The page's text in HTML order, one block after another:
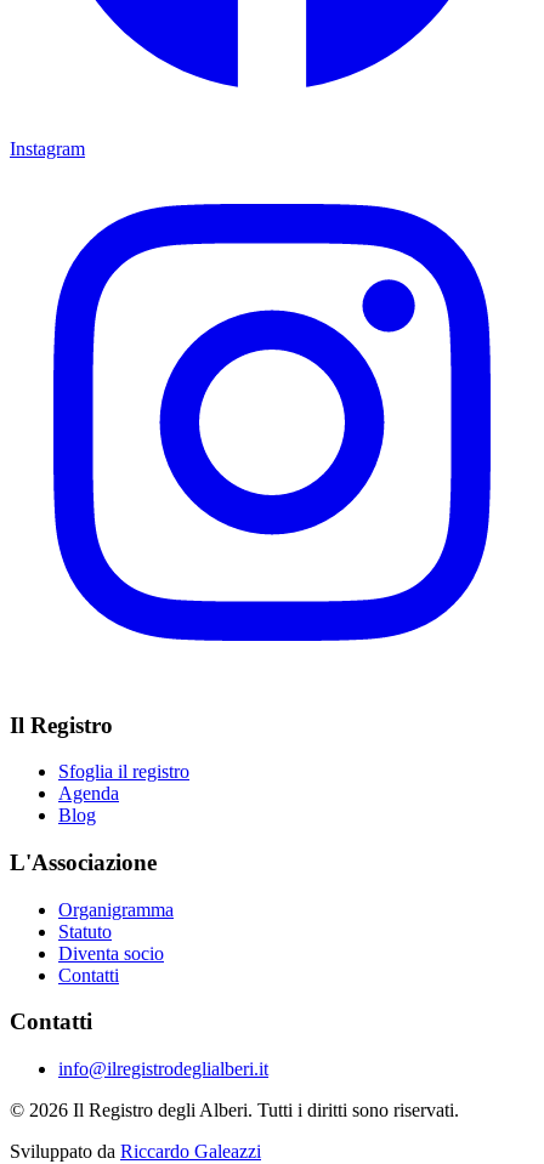
Instagram
Il Registro
Sfoglia il registro
Agenda
Blog
L'Associazione
Organigramma
Statuto
Diventa socio
Contatti
Contatti
info@ilregistrodeglialberi.it
© 2026 Il Registro degli Alberi. Tutti i diritti sono riservati.
Sviluppato da Riccardo Galeazzi